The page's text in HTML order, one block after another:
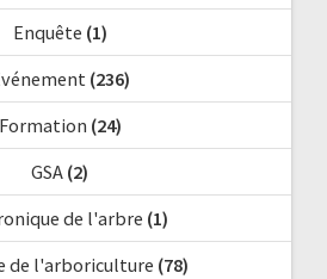
Enquête (1)
(236)
Formation (24)
GSA (2)
de l'arbre (1)
de l'arboriculture (78)